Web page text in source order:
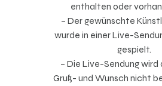
enthalten oder
– Der gewünschte
wurde in einer Live-
gespielt.
– Die Live-Sendung wird
Gruß- und Wunsch nicht